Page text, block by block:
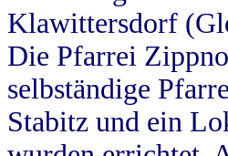
Klawittersdorf
Die Pfarrei
selbständige
Stabitz und ein